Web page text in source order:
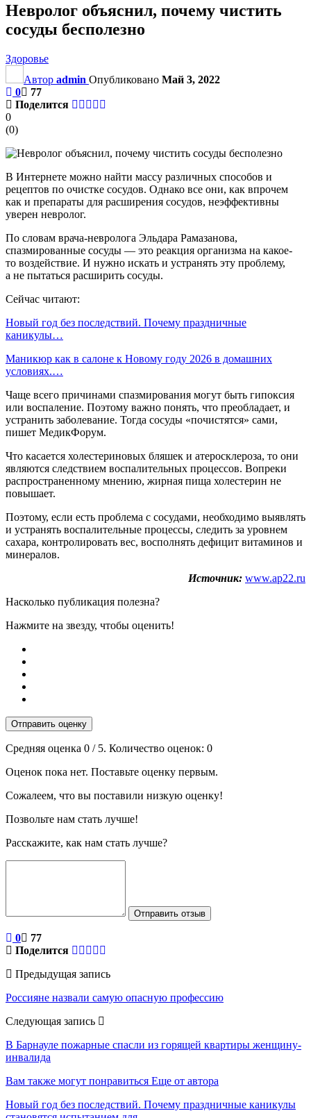
Невролог объяснил, почему чистить
сосуды бесполезно
Здоровье
Автор admin Опубликовано Май 3, 2022
0
77
Поделится
0
(0)
В Интернете можно найти массу различных способов и
рецептов по очистке сосудов. Однако все они, как впрочем
как и препараты для расширения сосудов, неэффективны
уверен невролог.
По словам врача-невролога Эльдара Рамазанова,
спазмированные сосуды — это реакция организма на какое-
то воздействие. И нужно искать и устранять эту проблему,
а не пытаться расширить сосуды.
Сейчас читают:
Новый год без последствий. Почему праздничные
каникулы…
Маникюр как в салоне к Новому году 2026 в домашних
условиях.…
Чаще всего причинами спазмирования могут быть гипоксия
или воспаление. Поэтому важно понять, что преобладает, и
устранить заболевание. Тогда сосуды «почистятся» сами,
пишет МедикФорум.
Что касается холестериновых бляшек и атеросклероза, то они
являются следствием воспалительных процессов. Вопреки
распространенному мнению, жирная пища холестерин не
повышает.
Поэтому, если есть проблема с сосудами, необходимо выявлять
и устранять воспалительные процессы, следить за уровнем
сахара, контролировать вес, восполнять дефицит витаминов и
минералов.
Источник: www.ap22.ru
Насколько публикация полезна?
Нажмите на звезду, чтобы оценить!
Отправить оценку
Средняя оценка 0 / 5. Количество оценок: 0
Оценок пока нет. Поставьте оценку первым.
Сожалеем, что вы поставили низкую оценку!
Позвольте нам стать лучше!
Расскажите, как нам стать лучше?
Отправить отзыв
0
77
Поделится
Предыдущая запись
Россияне назвали самую опасную профессию
Следующая запись
В Барнауле пожарные спасли из горящей квартиры женщину-
инвалида
Вам также могут понравиться Еще от автора
Новый год без последствий. Почему праздничные каникулы